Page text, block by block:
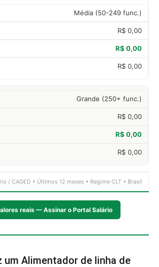
Média (50-249 func.)
R$ 0,00
R$ 0,00
R$ 0,00
Grande (250+ func.)
R$ 0,00
R$ 0,00
R$ 0,00
/ CAGED • Últimos 12 meses • Regime CLT • Brasil
reais — Assinar o Portal Salário
um Alimentador de linha de